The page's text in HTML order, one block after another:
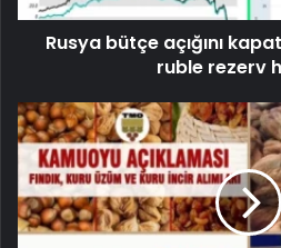
Rusya bütçe açığını
ruble rezerv